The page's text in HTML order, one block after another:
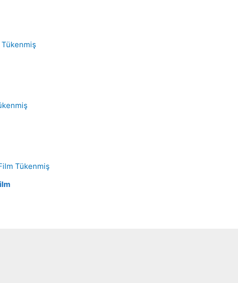
Tükenmiş
Tükenmiş